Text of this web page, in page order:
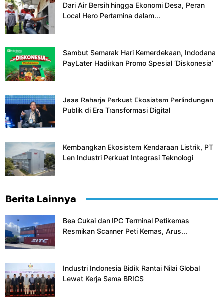
Dari Air Bersih hingga Ekonomi Desa, Peran
Local Hero Pertamina dalam...
Sambut Semarak Hari Kemerdekaan, Indodana
PayLater Hadirkan Promo Spesial ‘Diskonesia’
Jasa Raharja Perkuat Ekosistem Perlindungan
Publik di Era Transformasi Digital
Kembangkan Ekosistem Kendaraan Listrik, PT
Len Industri Perkuat Integrasi Teknologi
Berita Lainnya
Bea Cukai dan IPC Terminal Petikemas
Resmikan Scanner Peti Kemas, Arus...
Industri Indonesia Bidik Rantai Nilai Global
Lewat Kerja Sama BRICS